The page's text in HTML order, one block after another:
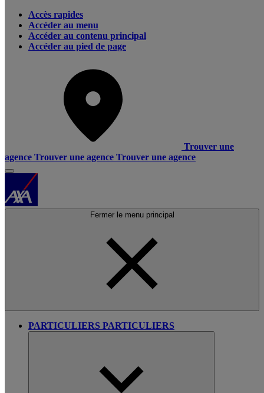
Accès rapides
Accéder au menu
Accéder au contenu principal
Accéder au pied de page
Trouver une
agence Trouver une agence Trouver une agence
Fermer le menu principal
PARTICULIERS PARTICULIERS